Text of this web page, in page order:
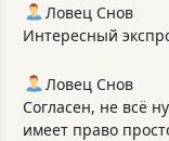
Ловец Снов
Интересный
Ловец Снов
Согласен, не всё
имеет право